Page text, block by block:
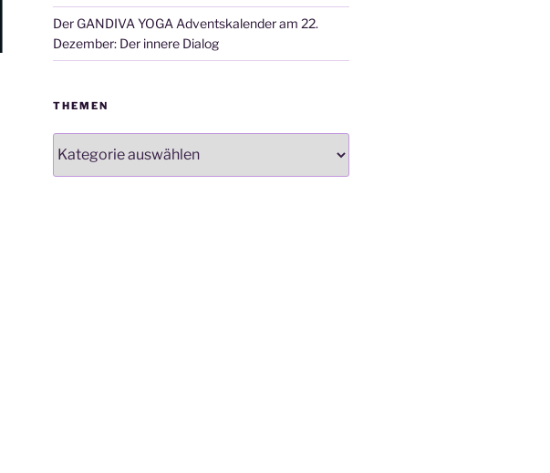
Der GANDIVA YOGA Adventskalender am 22.
Dezember: Der innere Dialog
THEMEN